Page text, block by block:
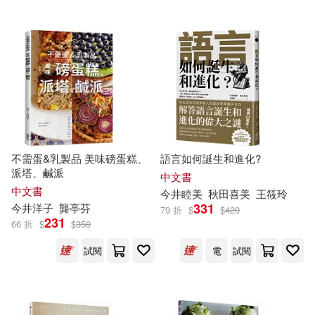
古本英雄．今井壽(1)
吉野陽美(1) 唐澤秀治(1)
園田聖絵(1) 坂井より子(1)
坪井いづよ(1) 堀井美月(1)
不需蛋&乳製品 美味磅蛋糕、
派塔、鹹派
中文書
今井洋子 龔亭芬
66 折 $231 $350
試閱
語言如何誕生和進化?
中文書
今井睦美 秋田喜美 王筱玲
79 折 $331 $420
電 試閱